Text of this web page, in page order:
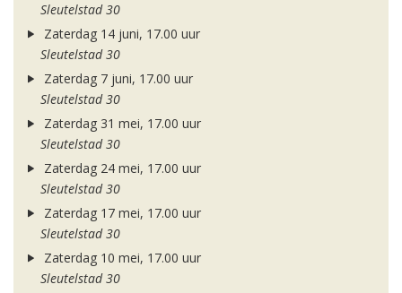
Sleutelstad 30
Zaterdag 14 juni, 17.00 uur
Sleutelstad 30
Zaterdag 7 juni, 17.00 uur
Sleutelstad 30
Zaterdag 31 mei, 17.00 uur
Sleutelstad 30
Zaterdag 24 mei, 17.00 uur
Sleutelstad 30
Zaterdag 17 mei, 17.00 uur
Sleutelstad 30
Zaterdag 10 mei, 17.00 uur
Sleutelstad 30